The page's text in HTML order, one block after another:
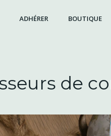
ADHÉRER BOUTIQUE
de